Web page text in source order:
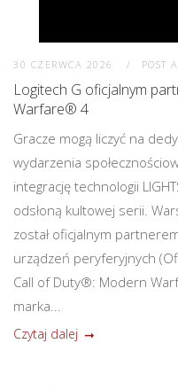
30 CZERWCA 2026 POST
Logitech G oficjalnym
Warfare® 4
Gracze mogą liczyć na
wydarzenia
integrację technologii
odsłoną kultowej serii.
został oficjalnym
urządzeń peryferyjnych
Call of Duty®: Modern
marka...
Czytaj dalej